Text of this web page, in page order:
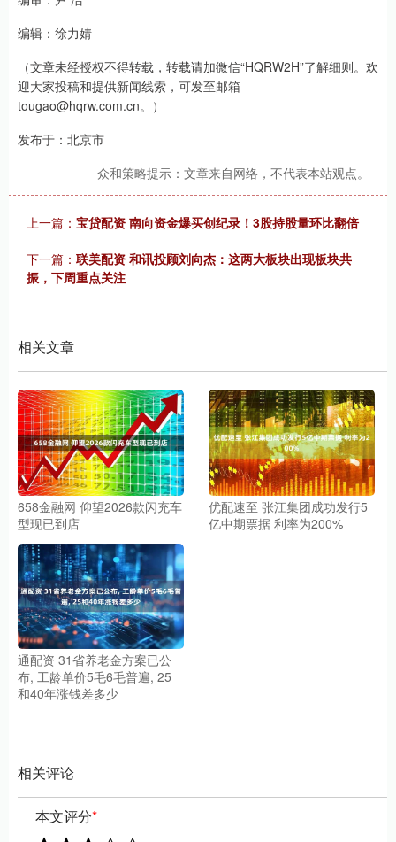
编辑：徐力婧
（文章未经授权不得转载，转载请加微信“HQRW2H”了解细则。欢
迎大家投稿和提供新闻线索，可发至邮箱
tougao@hqrw.com.cn。）
发布于：北京市
众和策略提示：文章来自网络，不代表本站观点。
上一篇： 宝贷配资 南向资金爆买创纪录！3股持股量环比翻倍
下一篇： 联美配资 和讯投顾刘向杰：这两大板块出现板块共
振，下周重点关注
相关文章
658金融网 仰望2026款闪充车
型现已到店
优配速至 张江集团成功发行5
亿中期票据 利率为200%
通配资 31省养老金方案已公
布, 工龄单价5毛6毛普遍, 25
和40年涨钱差多少
相关评论
本文评分*